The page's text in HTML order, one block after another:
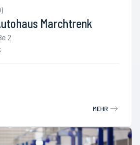
)
Marchtrenk
2
MEHR